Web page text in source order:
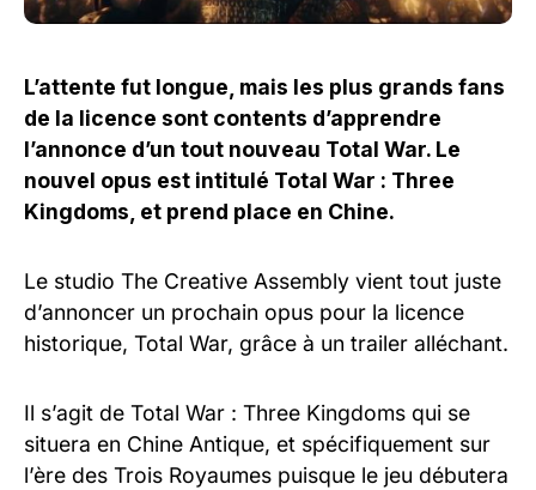
L’attente fut longue, mais les plus grands fans
de la licence sont contents d’apprendre
l’annonce d’un tout nouveau Total War. Le
nouvel opus est intitulé Total War : Three
Kingdoms, et prend place en Chine.
Le studio The Creative Assembly vient tout juste
d’annoncer un prochain opus pour la licence
historique, Total War, grâce à un trailer alléchant.
Il s’agit de Total War : Three Kingdoms qui se
situera en Chine Antique, et spécifiquement sur
l’ère des Trois Royaumes puisque le jeu débutera